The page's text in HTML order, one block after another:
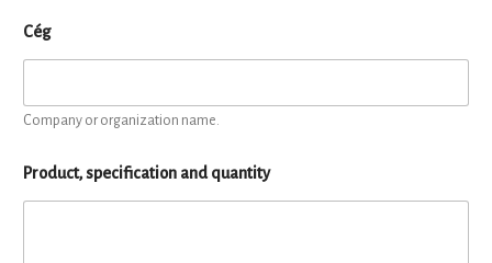
Cég
Company or organization name.
Product, specification and quantity